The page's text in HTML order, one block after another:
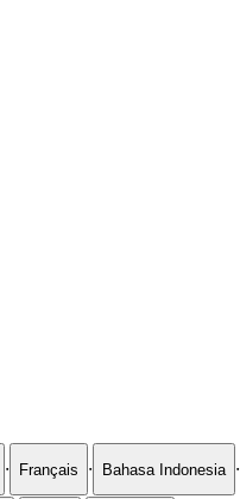
· Français · Bahasa Indonesia ·